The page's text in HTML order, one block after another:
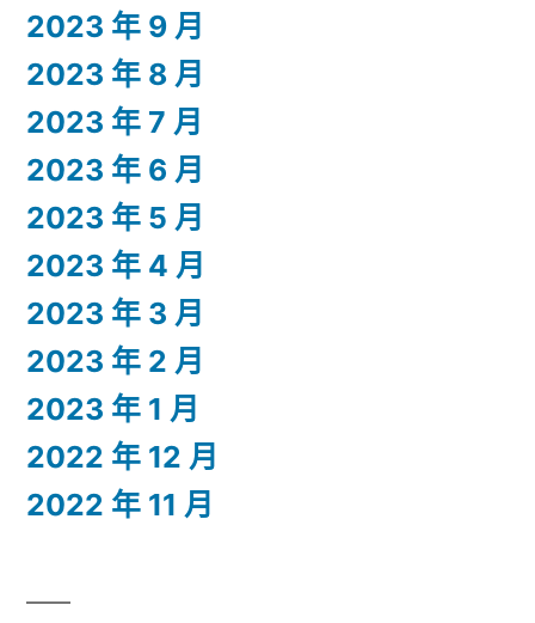
2023 年 9 月
2023 年 8 月
2023 年 7 月
2023 年 6 月
2023 年 5 月
2023 年 4 月
2023 年 3 月
2023 年 2 月
2023 年 1 月
2022 年 12 月
2022 年 11 月